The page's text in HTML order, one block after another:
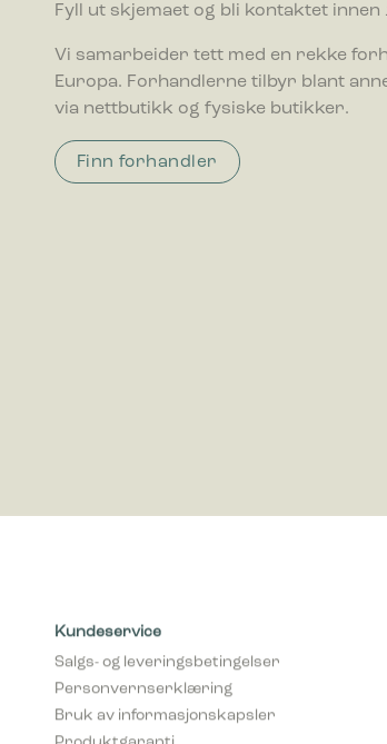
Fyll ut skjemaet og bli kontaktet innen
Vi samarbeider tett med en rekke
Europa. Forhandlerne tilbyr blant
via nettbutikk og fysiske butikker.
Finn forhandler
Kundeservice
Salgs- og leveringsbetingelser
Personvernserklæring
Bruk av informasjonskapsler
Produktgaranti